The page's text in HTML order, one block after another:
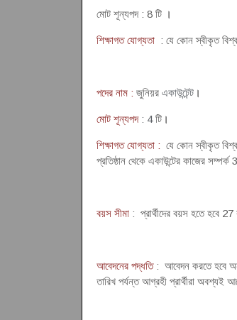
মোট শূন্যপদ : 8 টি ।
শিক্ষাগত যোগ্যতা : যে কোন স্বীকৃত
পদের নাম : জুনিয়র একাউন্টেন্ট।
মোট শূন্যপদ: 4টি।
শিক্ষাগত যোগ্যতা : যে কোন স্বীকৃত
প্রতিষ্ঠান থেকে একাউন্টের কাজের সম্পর্ক
বয়স সীমা: প্রার্থীদের বয়স হতে হবে 27
আবেদনের পদ্ধতি: আবেদন করতে হবে
তারিখ পর্যন্ত আগ্রহী প্রার্থীরা অবশ্যই